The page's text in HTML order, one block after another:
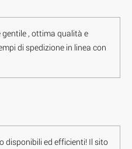
, ottima qualità e
di spedizione in linea con
disponibili ed efficienti! Il sito